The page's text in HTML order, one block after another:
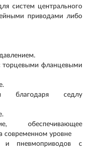
систем центрального
приводами либо
торцевыми фланцевыми
благодаря седлу
обеспечивающее
современном уровне
и пневмоприводов с